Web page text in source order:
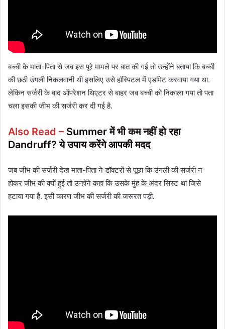
बच्ची के माता-पिता से जब इस पूरे मामले पर बात की गई तो उन्होंने बताया कि बच्ची
की छठी उंगली निकलवानी थी इसलिए उसे हॉस्पिटल में एडमिट करवाया गया था.
लेकिन सर्जरी के बाद ऑपरेशन थिएटर से बाहर जब बच्ची को निकाला गया तो पता
चला इसकी जीभ की सर्जरी कर दी गई है.
Also Read – Summer में भी कम नहीं हो रहा
Dandruff? ये उपाय करेंगे आपकी मदद
जब जीभ की सर्जरी देख माता-पिता ने डॉक्टरों से पूछा कि उंगली की सर्जरी न
होकर जीभ की क्यों हुई तो उन्होंने कहा कि उसके मुंह के अंदर सिस्ट था जिसे
हटाया गया है. इसी कारण जीभ की सर्जरी की जरूरत पड़ी.